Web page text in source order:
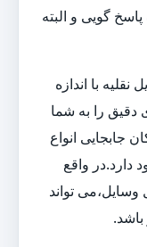
گویی و البته
با اندازه
دقیق را به شما
جابجایی انواع
دارد.در واقع
تواند